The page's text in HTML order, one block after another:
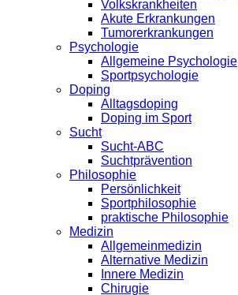
Volkskrankheiten
Akute Erkrankungen
Tumorerkrankungen
Psychologie
Allgemeine Psychologie
Sportpsychologie
Doping
Alltagsdoping
Doping im Sport
Sucht
Sucht-ABC
Suchtprävention
Philosophie
Persönlichkeit
Sportphilosophie
praktische Philosophie
Medizin
Allgemeinmedizin
Alternative Medizin
Innere Medizin
Chirugie